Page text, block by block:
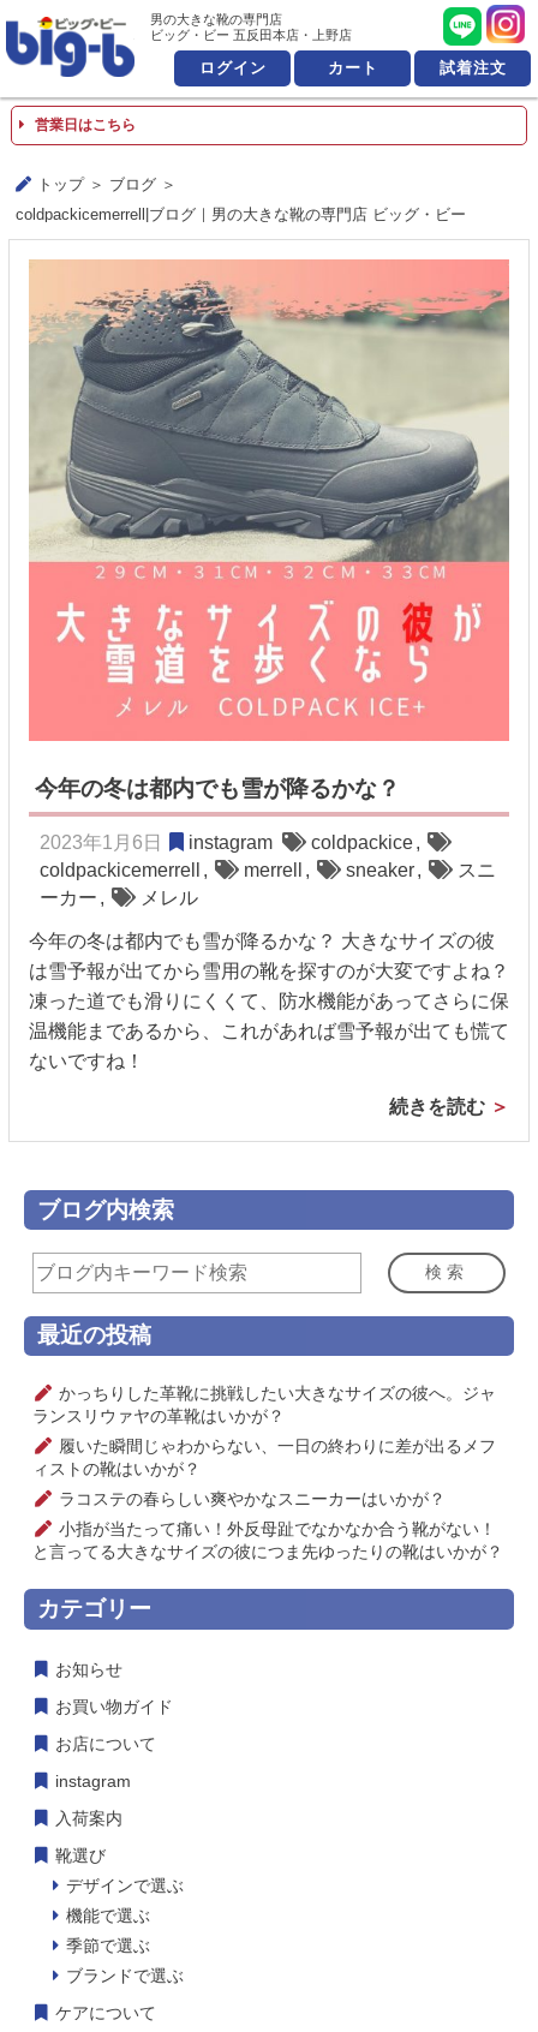
男の大きな靴の専門店 ビッ
男の大きな靴の専門店
ビッグ・ビー 五反田本店・上野店
ログイン カート 試着注文
営業日はこちら
トップ
ブログ
coldpackicemerrell|ブログ｜男の大きな靴の専門店 ビッグ・ビー
今年の冬は都内でも雪が降るかな？
2023年1月6日 instagram coldpackice,
coldpackicemerrell
, merrell , sneaker,
スニ
ーカー , メレル
今年の冬は都内でも雪が降るかな？ 大きなサイズの彼
は雪予報が出てから雪用の靴を探すのが大変ですよね？
凍った道でも滑りにくくて、防水機能があってさらに保
温機能まであるから、これがあれば雪予報が出ても慌て
ないですね！
続きを読む
ブログ内検索
検索
最近の投稿
かっちりした革靴に挑戦したい大きなサイズの彼へ。ジャ
ランスリウァヤの革靴はいかが？
履いた瞬間じゃわからない、一日の終わりに差が出るメフ
ィストの靴はいかが？
ラコステの春らしい爽やかなスニーカーはいかが？
小指が当たって痛い！外反母趾でなかなか合う靴がない！
と言ってる大きなサイズの彼につま先ゆったりの靴はいかが？
カテゴリー
お知らせ
お買い物ガイド
お店について
instagram
入荷案内
靴選び
デザインで選ぶ
機能で選ぶ
季節で選ぶ
ブランドで選ぶ
ケアについて